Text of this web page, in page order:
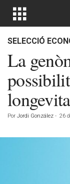
SELECCIÓ
La
Por Jordi González - 26